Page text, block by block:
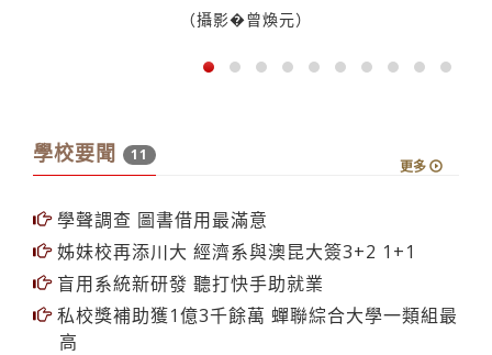
（攝影�曾煥元）
學校要聞 11
更多
學聲調查 圖書借用最滿意
姊妹校再添川大 經濟系與澳昆大簽3+2 1+1
盲用系統新研發 聽打快手助就業
私校獎補助獲1億3千餘萬 蟬聯綜合大學一類組最
高